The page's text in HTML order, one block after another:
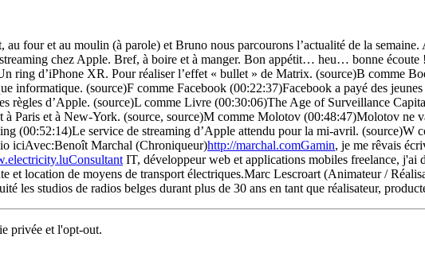
four et au moulin (à parole) et Bruno nous parcourons l’actualité de la
chez Apple. Bref, à boire et à manger. Bon appétit… heu… bonne écoute !
ring d’iPhone XR. Pour réaliser l’effet « bullet » de Matrix. (source)B comme
informatique. (source)F comme Facebook (00:22:37)Facebook a payé des
règles d’Apple. (source)L comme Livre (00:30:06)The Age of Surveillance
Paris et à New-York. (source, source)M comme Molotov (00:48:47)Molotov ne
(00:52:14)Le service de streaming d’Apple attendu pour la mi-avril. (source)W
iciAvec:Benoît Marchal (Chroniqueur)http://marchal.comGamin, je me rêvais
IT, développeur web et applications mobiles freelance, j'ai
et location de moyens de transport électriques.Marc Lescroart (Animateur /
les studios de radios belges durant plus de 30 ans en tant que réalisateur,
privée et l'opt-out.